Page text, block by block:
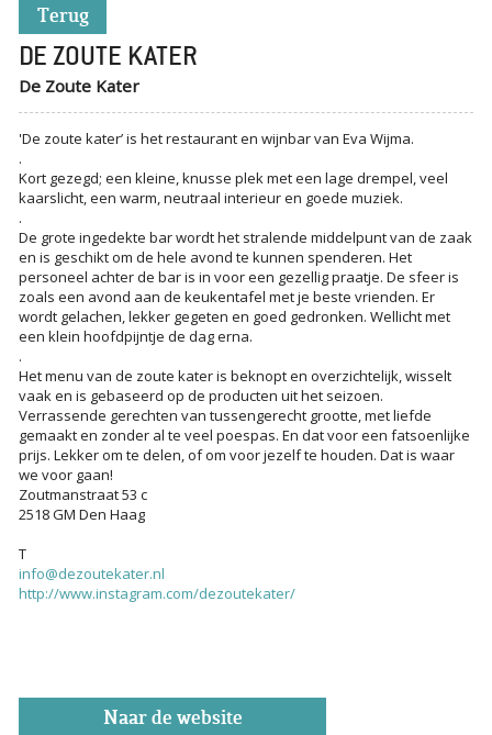
Terug
DE ZOUTE KATER
De Zoute Kater
'De zoute kater’ is het restaurant en wijnbar van Eva Wijma.
.
Kort gezegd; een kleine, knusse plek met een lage drempel, veel
kaarslicht, een warm, neutraal interieur en goede muziek.
.
De grote ingedekte bar wordt het stralende middelpunt van de zaak
en is geschikt om de hele avond te kunnen spenderen. Het
personeel achter de bar is in voor een gezellig praatje. De sfeer is
zoals een avond aan de keukentafel met je beste vrienden. Er
wordt gelachen, lekker gegeten en goed gedronken. Wellicht met
een klein hoofdpijntje de dag erna.
.
Het menu van de zoute kater is beknopt en overzichtelijk, wisselt
vaak en is gebaseerd op de producten uit het seizoen.
Verrassende gerechten van tussengerecht grootte, met liefde
gemaakt en zonder al te veel poespas. En dat voor een fatsoenlijke
prijs. Lekker om te delen, of om voor jezelf te houden. Dat is waar
we voor gaan!
Zoutmanstraat 53 c
2518 GM Den Haag
T
info@dezoutekater.nl
http://www.instagram.com/dezoutekater/
Naar de website